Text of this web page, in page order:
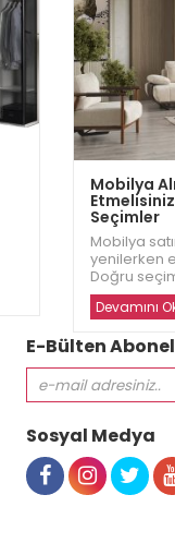
Mobilya
Seçimler
Mobilya
yenilerken
Doğru
konfor hem
fark
seçebilmesi
Devamını
E-Bülten
Sosyal Medya